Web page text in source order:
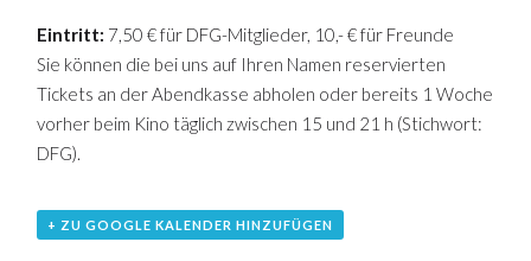
Eintritt: 7,50 € für DFG-Mitglieder, 10,- € für Freunde
Sie können die bei uns auf Ihren Namen reservierten
Tickets an der Abendkasse abholen oder bereits 1 Woche
vorher beim Kino täglich zwischen 15 und 21 h (Stichwort:
DFG).
+ ZU GOOGLE KALENDER HINZUFÜGEN